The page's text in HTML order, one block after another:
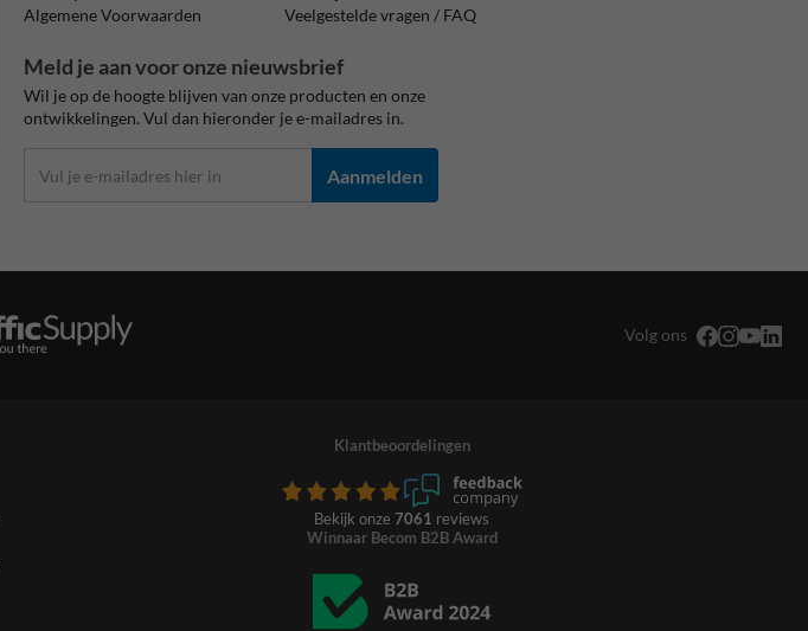
Algemene Voorwaarden
Veelgestelde vragen / FAQ
Meld je aan voor onze nieuwsbrief
Wil je op de hoogte blijven van onze producten en onze
ontwikkelingen. Vul dan hieronder je e-mailadres in.
Aanmelden
Volg ons
Klantbeoordelingen
Bekijk onze 7061 reviews
Winnaar Becom B2B Award